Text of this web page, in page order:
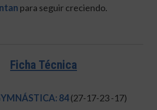
para seguir creciendo.
Ficha Técnica
84(27-17-23 -17)